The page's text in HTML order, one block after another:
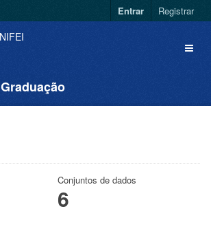
Entrar Registrar
Graduação
Conjuntos de dados
6